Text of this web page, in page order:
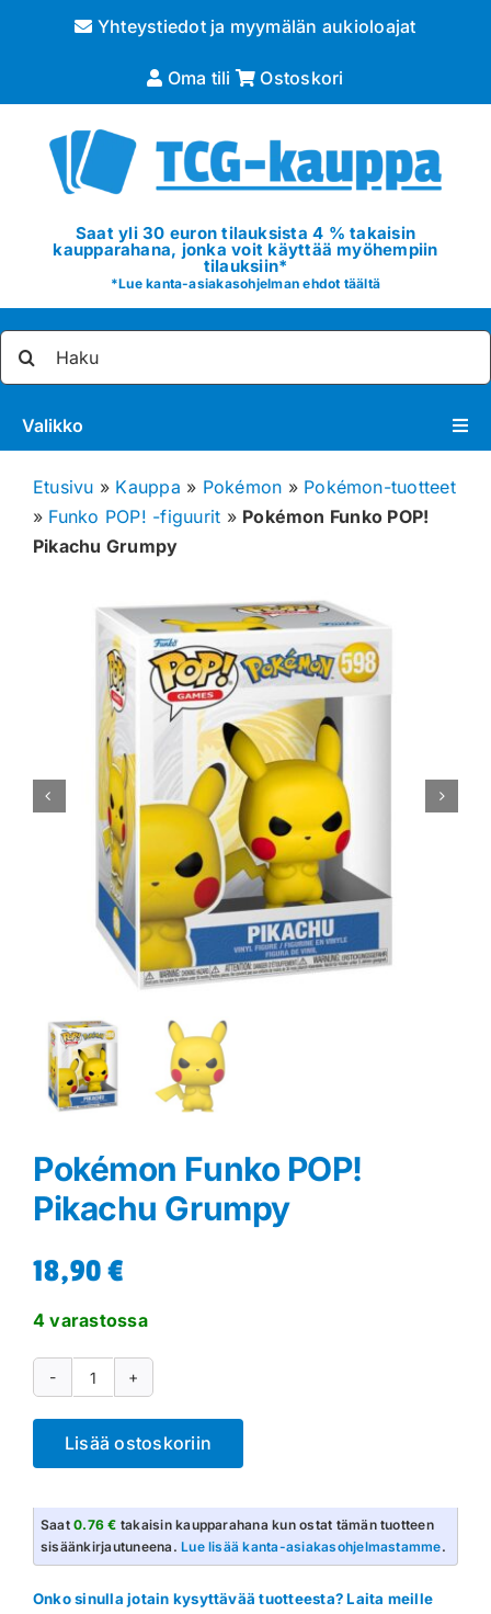
Yhteystiedot ja myymälän aukioloajat
Oma tili Ostoskori
Saat yli 30 euron tilauksista 4 % takaisin
kaupparahana, jonka voit käyttää myöhempiin
tilauksiin*
*Lue kanta-asiakasohjelman ehdot täältä
Valikko
Pokémon
Muut keräilykortit
Blind Boksit
Greidatut kortit
Irtokortit
Rip & Ship
Greidauspalvelu
Etusivu » Kauppa » Pokémon » Pokémon-tuotteet
» Funko POP! -figuurit » Pokémon Funko POP!
Pikachu Grumpy
Pokémon Funko POP!
Pikachu Grumpy
18,90€
4 varastossa
Pokémon
Funko
POP!
Grumpy
määrä
Lisää ostoskoriin
Saat0.76 € takaisin kaupparahana kun ostat tämän tuotteen
sisäänkirjautuneena.Lue lisää kanta-asiakasohjelmastamme.
Onko sinulla jotain kysyttävää tuotteesta? Laita meille